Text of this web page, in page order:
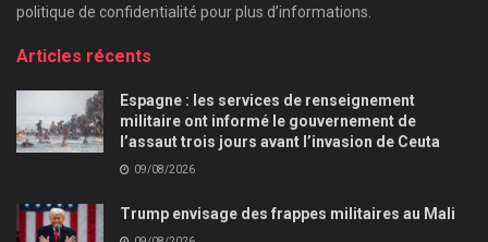
politique de confidentialité pour plus d’informations.
Articles récents
Espagne : les services de renseignement
militaire ont informé le gouvernement de
l’assaut trois jours avant l’invasion de Ceuta
09/08/2026
Trump envisage des frappes militaires au Mali